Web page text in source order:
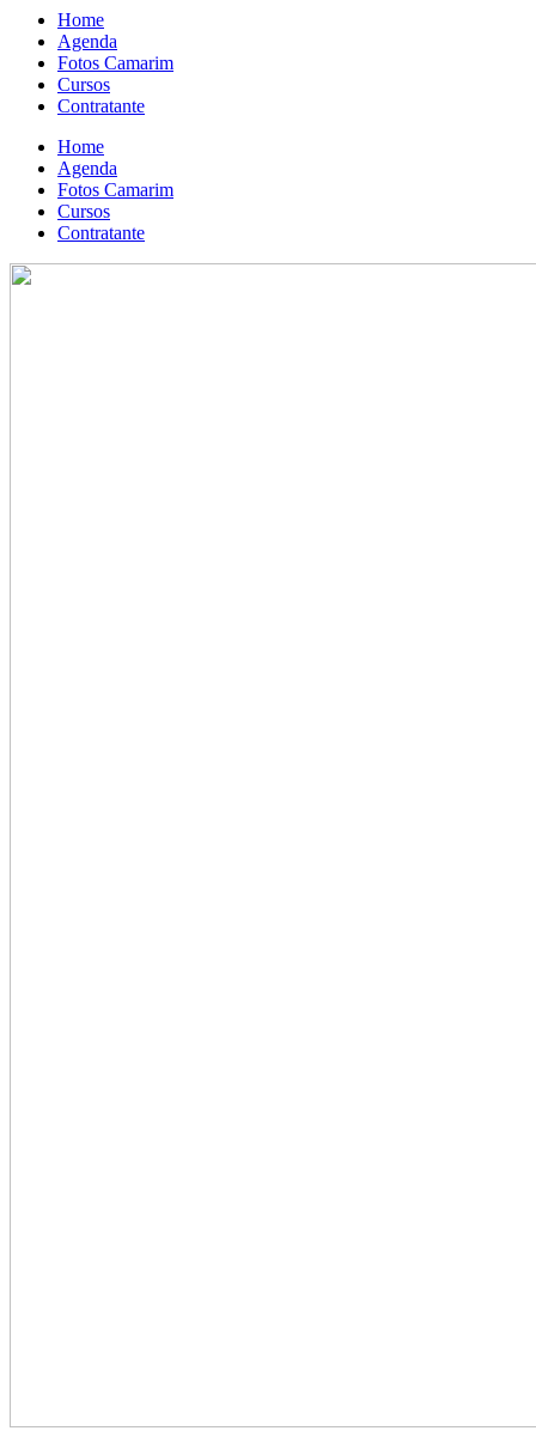
Home
Agenda
Fotos Camarim
Cursos
Contratante
Home
Agenda
Fotos Camarim
Cursos
Contratante